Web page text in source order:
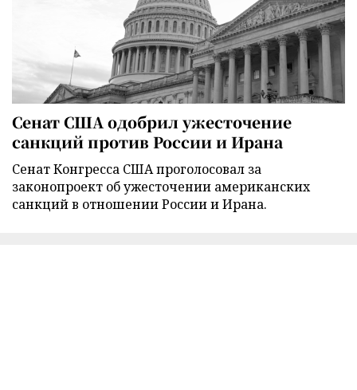
Сенат США одобрил ужесточение
санкций против России и Ирана
Сенат Конгресса США проголосовал за
законопроект об ужесточении американских
санкций в отношении России и Ирана.